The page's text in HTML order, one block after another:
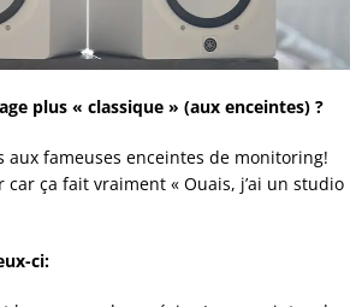
plus « classique » (aux enceintes) ?
aux fameuses enceintes de monitoring!
ça fait vraiment « Ouais, j’ai un studio
ci: